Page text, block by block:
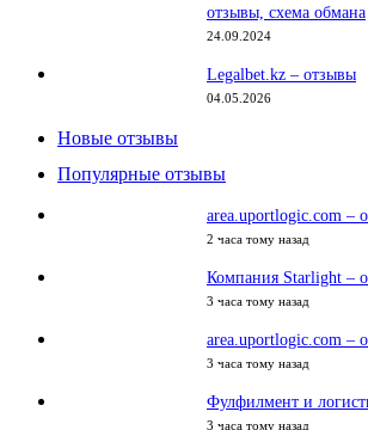
отзывы, схема обмана
24.09.2024
Legalbet.kz – отзывы
04.05.2026
Новые отзывы
Популярные отзывы
area.uportlogic.com –
2 часа тому назад
Компания Starlight –
3 часа тому назад
area.uportlogic.com –
3 часа тому назад
Фулфилмент и
3 часа тому назад